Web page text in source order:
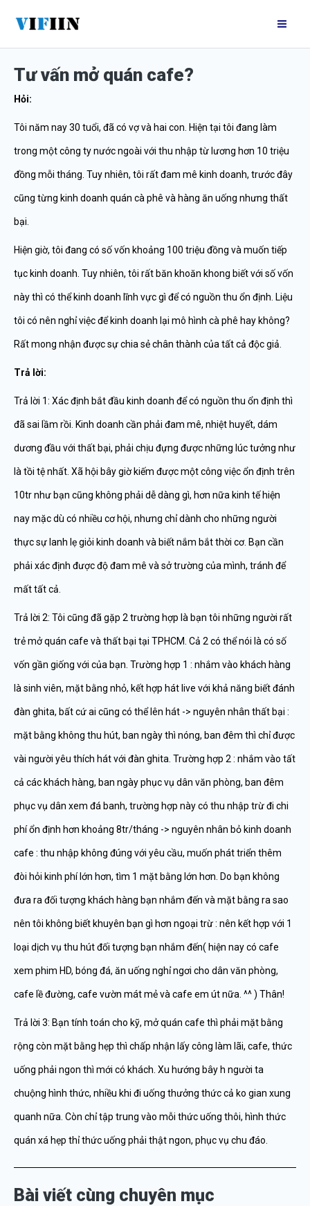
nội
dungTư vấn mở quán cafe?
Hỏi:
Tôi năm nay 30 tuổi, đã có vợ và hai con. Hiện tại tôi đang làm
trong một công ty nước ngoài với thu nhập từ lương hơn 10 triệu
đồng mỗi tháng. Tuy nhiên, tôi rất đam mê kinh doanh, trước đây
cũng từng kinh doanh quán cà phê và hàng ăn uống nhưng thất
bại.
Hiện giờ, tôi đang có số vốn khoảng 100 triệu đồng và muốn tiếp
tục kinh doanh. Tuy nhiên, tôi rất băn khoăn khong biết với số vốn
này thì có thể kinh doanh lĩnh vực gì để có nguồn thu ổn định. Liệu
tôi có nên nghỉ việc để kinh doanh lại mô hình cà phê hay không?
Rất mong nhận được sự chia sẻ chân thành của tất cả độc giả.
Trả lời:
Trả lời 1: Xác định bắt đầu kinh doanh để có nguồn thu ổn định thì
đã sai lầm rồi. Kinh doanh cần phải đam mê, nhiệt huyết, dám
dương đầu với thất bại, phải chịu đựng được những lúc tưởng như
là tồi tệ nhất. Xã hội bây giờ kiếm được một công việc ổn định trên
10tr như bạn cũng không phải dễ dàng gì, hơn nữa kinh tế hiện
nay mặc dù có nhiều cơ hội, nhưng chỉ dành cho những người
thực sự lanh lẹ giỏi kinh doanh và biết nắm bắt thời cơ. Bạn cần
phải xác định được độ đam mê và sở trường của mình, tránh để
mất tất cả.
Trả lời 2: Tôi cũng đã gặp 2 trường hợp là bạn tôi những người rất
trẻ mở quán cafe và thất bại tại TPHCM. Cả 2 có thể nói là có số
vốn gần giống với của bạn. Trường hợp 1 : nhắm vào khách hàng
là sinh viên, mặt bằng nhỏ, kết hợp hát live với khả năng biết đánh
đàn ghita, bất cứ ai cũng có thể lên hát -> nguyên nhân thất bại :
mặt bằng không thu hút, ban ngày thì nóng, ban đêm thì chỉ được
vài người yêu thích hát với đàn ghita. Trường hợp 2 : nhắm vào tất
cả các khách hàng, ban ngày phục vụ dân văn phòng, ban đêm
phục vụ dân xem đá banh, trường hợp này có thu nhập trừ đi chi
phí ổn định hơn khoảng 8tr/tháng -> nguyên nhân bỏ kinh doanh
cafe : thu nhập không đúng với yêu cầu, muốn phát triển thêm
đòi hỏi kinh phí lớn hơn, tìm 1 mặt bằng lớn hơn. Do bạn không
đưa ra đối tượng khách hàng bạn nhắm đến và mặt bằng ra sao
nên tôi không biết khuyên bạn gì hơn ngoại trừ : nên kết hợp với 1
loại dịch vụ thu hút đối tượng bạn nhắm đến( hiện nay có cafe
xem phim HD, bóng đá, ăn uống nghỉ ngơi cho dân văn phòng,
cafe lề đường, cafe vườn mát mẻ và cafe em út nữa. ^^ ) Thân!
Trả lời 3: Bạn tính toán cho kỹ, mở quán cafe thì phải mặt bằng
rộng còn mặt bằng hẹp thì chấp nhận lấy công làm lãi, cafe, thức
uống phải ngon thì mới có khách. Xu hướng bây h người ta
chuộng hình thức, nhiều khi đi uống thưởng thức cả ko gian xung
quanh nữa. Còn chỉ tập trung vào mỗi thức uống thôi, hình thức
quán xá hẹp thỉ thức uống phải thật ngon, phục vụ chu đáo.
Bài viết cùng chuyên mục